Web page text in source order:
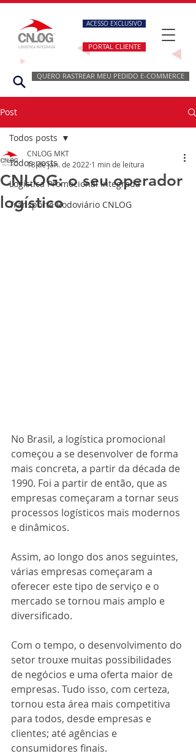
QUERO RASTREAR MEU PEDIDO E-COMMERCE
PORTAL CLIENTE
ACESSO EXCLUSIVO
Post
Todos posts
Logística Promocional Integrada
Transporte Rodoviário CNLOG
Todos posts
CNLOG: o seu operador
logístico
CNLOG MKT
18 de jan. de 2022 1 min de leitura
No Brasil, a logística promocional
começou a se desenvolver de forma
mais concreta, a partir da década de
1990. Foi a partir de então, que as
empresas começaram a tornar seus
processos logísticos mais modernos
e dinâmicos.
Assim, ao longo dos anos seguintes,
várias empresas começaram a
oferecer este tipo de serviço e o
mercado se tornou mais amplo e
diversificado.
Com o tempo, o desenvolvimento do
setor trouxe muitas possibilidades
de negócios e uma oferta maior de
empresas. Tudo isso, com certeza,
tornou esta área mais competitiva
para todos, desde empresas e
clientes; até agências e
consumidores finais.